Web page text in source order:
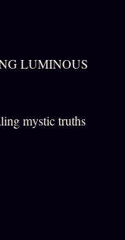
LUMINOUS
mystic truths